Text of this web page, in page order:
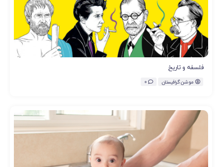
فلسفه و تاریخ
موشن گرافیستان 0